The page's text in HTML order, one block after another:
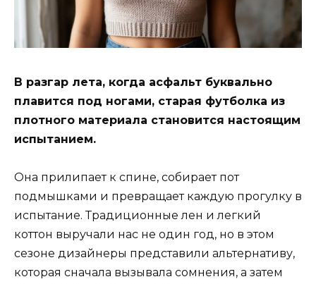
В разгар лета, когда асфальт буквально
плавится под ногами, старая футболка из
плотного материала становится настоящим
испытанием.
Она прилипает к спине, собирает пот
подмышками и превращает каждую прогулку в
испытание. Традиционные лен и легкий
коттон выручали нас не один год, но в этом
сезоне дизайнеры представили альтернативу,
которая сначала вызывала сомнения, а затем